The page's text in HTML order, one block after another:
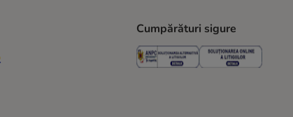
Shipping Method
GLS Parcel Shop Shipping Method
Cumpărături sigure
Security